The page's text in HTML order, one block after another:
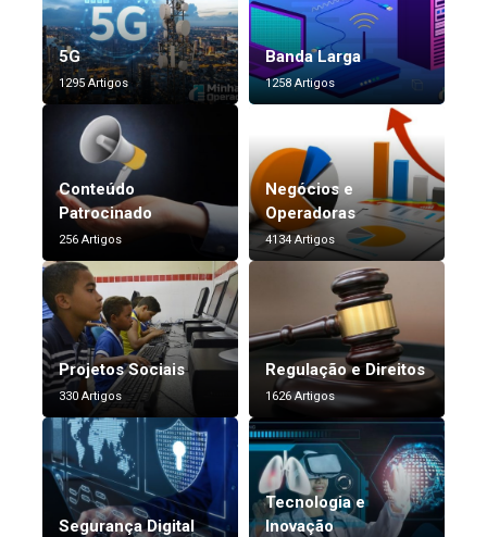
5G
1295 Artigos
Banda Larga
1258 Artigos
Conteúdo
Patrocinado
256 Artigos
Negócios e
Operadoras
4134 Artigos
Projetos Sociais
330 Artigos
Regulação e Direitos
1626 Artigos
Segurança Digital
Tecnologia e
Inovação